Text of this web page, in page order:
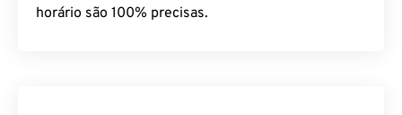
horário são 100% precisas.